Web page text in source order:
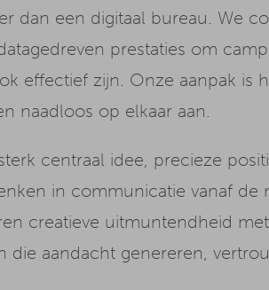
dan een digitaal bureau. We
prestaties om
effectief zijn. Onze aanpak is
naadloos op elkaar aan.
centraal idee, precieze
in communicatie vanaf de
creatieve uitmuntendheid
die aandacht genereren,